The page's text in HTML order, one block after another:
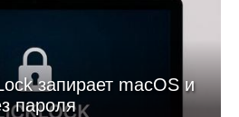
запирает macOS и
пароля